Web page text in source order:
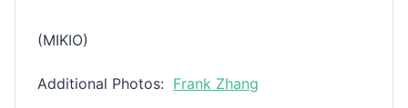
(MIKIO)
Additional Photos: Frank Zhang